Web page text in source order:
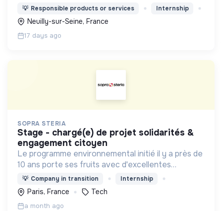
💡 Responsible products or services Internship
Neuilly-sur-Seine, France
17 days ago
SOPRA STERIA
stage - chargé(e) de projet solidarités &
engagement citoyen
Le programme environnemental initié il y a près de
10 ans porte ses fruits avec d'excellentes
performances, le Groupe se classe parmi les
leaders de l'action contre le changement
climatique
💡 Company in transition Internship
Paris, France Tech
a month ago